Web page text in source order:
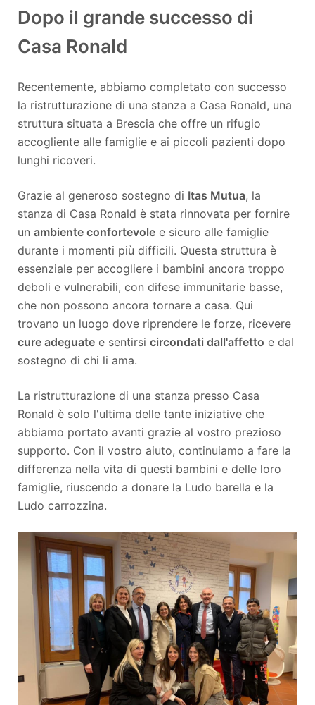
Dopo il grande successo di
Casa Ronald
Recentemente, abbiamo completato con successo
la ristrutturazione di una stanza a Casa Ronald, una
struttura situata a Brescia che offre un rifugio
accogliente alle famiglie e ai piccoli pazienti dopo
lunghi ricoveri.
Grazie al generoso sostegno di Itas Mutua, la
stanza di Casa Ronald è stata rinnovata per fornire
un ambiente confortevole e sicuro alle famiglie
durante i momenti più difficili. Questa struttura è
essenziale per accogliere i bambini ancora troppo
deboli e vulnerabili, con difese immunitarie basse,
che non possono ancora tornare a casa. Qui
trovano un luogo dove riprendere le forze, ricevere
cure adeguate e sentirsi circondati dall'affetto e dal
sostegno di chi li ama.
La ristrutturazione di una stanza presso Casa
Ronald è solo l'ultima delle tante iniziative che
abbiamo portato avanti grazie al vostro prezioso
supporto. Con il vostro aiuto, continuiamo a fare la
differenza nella vita di questi bambini e delle loro
famiglie, riuscendo a donare la Ludo barella e la
Ludo carrozzina.